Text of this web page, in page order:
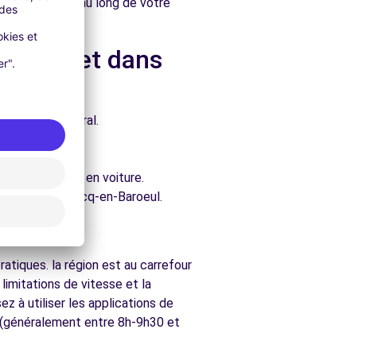
et dans
architectural.
accessibles en voiture.
de Marcq-en-Baroeul.
la région est au carrefour
de vitesse et la
à utiliser les applications de
entre 8h-9h30 et